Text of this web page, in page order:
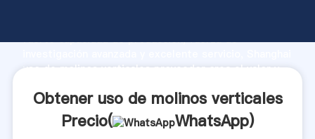
fuerte capacidad de producción, fuerza de
uso de molinos verticales proveedor crea el valor y
Obtener uso de molinos verticales
Precio(
WhatsApp)